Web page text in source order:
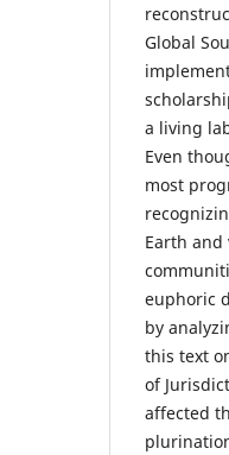
Global
a living
Even
most
Earth
euphoric
by
this text
of
affected